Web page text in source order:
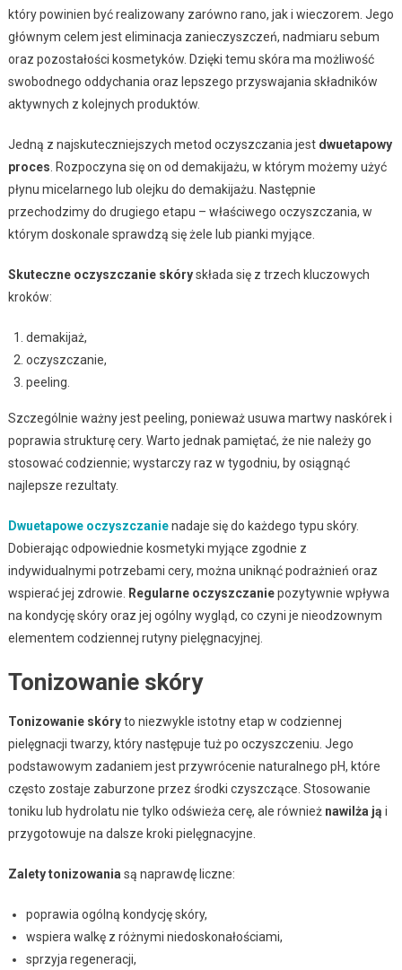
który powinien być realizowany zarówno rano, jak i wieczorem. Jego
głównym celem jest eliminacja zanieczyszczeń, nadmiaru sebum
oraz pozostałości kosmetyków. Dzięki temu skóra ma możliwość
swobodnego oddychania oraz lepszego przyswajania składników
aktywnych z kolejnych produktów.
Jedną z najskuteczniejszych metod oczyszczania jest dwuetapowy
proces . Rozpoczyna się on od demakijażu, w którym możemy użyć
płynu micelarnego lub olejku do demakijażu. Następnie
przechodzimy do drugiego etapu – właściwego oczyszczania, w
którym doskonale sprawdzą się żele lub pianki myjące.
Skuteczne oczyszczanie skóryskłada się z trzech kluczowych
kroków:
demakijaż,
oczyszczanie,
peeling.
Szczególnie ważny jest peeling, ponieważ usuwa martwy naskórek i
poprawia strukturę cery. Warto jednak pamiętać, że nie należy go
stosować codziennie; wystarczy raz w tygodniu, by osiągnąć
najlepsze rezultaty.
Dwuetapowe oczyszczanienadaje się do każdego typu skóry.
Dobierając odpowiednie kosmetyki myjące zgodnie z
indywidualnymi potrzebami cery, można uniknąć podrażnień oraz
wspierać jej zdrowie.
Regularne oczyszczaniepozytywnie wpływa
na kondycję skóry oraz jej ogólny wygląd, co czyni je nieodzownym
elementem codziennej rutyny pielęgnacyjnej.
Tonizowanie skóry
Tonizowanie skóryto niezwykle istotny etap w codziennej
pielęgnacji twarzy, który następuje tuż po oczyszczeniu. Jego
podstawowym zadaniem jest przywrócenie naturalnego pH, które
często zostaje zaburzone przez środki czyszczące. Stosowanie
toniku lub hydrolatu nie tylko odświeża cerę, ale również nawilża ją i
przygotowuje na dalsze kroki pielęgnacyjne.
Zalety tonizowania są naprawdę liczne:
poprawia ogólną kondycję skóry,
wspiera walkę z różnymi niedoskonałościami,
sprzyja regeneracji,